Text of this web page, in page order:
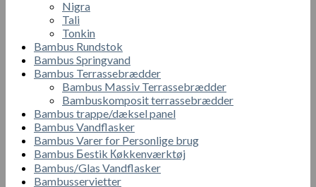
Nigra
Tali
Tonkin
Bambus Rundstok
Bambus Springvand
Bambus Terrassebrædder
Bambus Massiv Terrassebrædder
Bambuskomposit terrassebrædder
Bambus trappe/dæksel panel
Bambus Vandflasker
Bambus Varer for Personlige brug
Bambus Бestik Кøkkenværktøj
Bambus/Glas Vandflasker
Bambusservietter